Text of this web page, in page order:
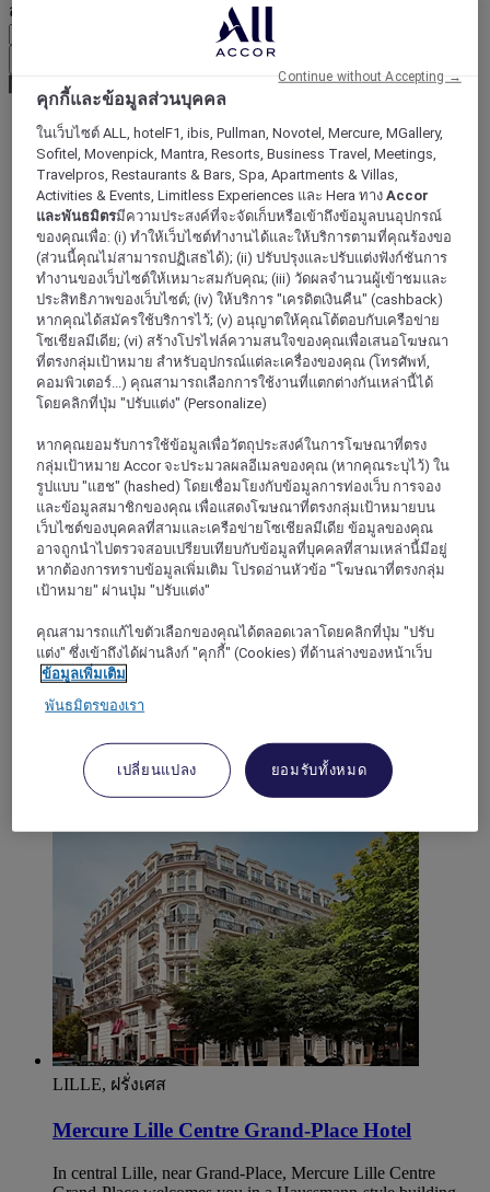
สกุลเงิน
World
Europe
France
Nord-Pas-de-Calais
NORD
Villeneuve D'Ascq
MARCQ-EN-BAROEUL, ฝรั่งเศส
Mercure Lille Marcq Baroeul
For business and leisure stays, enjoy the spacious rooms and
living spaces of Mercure Lille Marcq en Baroeul. The
completely renovated hotel offers a cozy setting where you
can organize your private and professional receptions in 700
sqm of lounges. Our bar and restaurant with terrace will
dishes. Our breakfast buffet will give you energy to start to
the day.
LILLE, ฝรั่งเศส
Mercure Lille Centre Grand-Place Hotel
In central Lille, near Grand-Place, Mercure Lille Centre
คุกกี้และข้อมูลส่วนบุคคล
ในเว็บไซต์ ALL, hotelF1, ibis, Pullman, Novotel, Mercure, MGallery,
Sofitel, Movenpick, Mantra, Resorts, Business Travel, Meetings,
Travelpros, Restaurants & Bars, Spa, Apartments & Villas,
Activities & Events, Limitless Experiences และ Hera ทางAccor
และพันธมิตรมีความประสงค์ที่จะจัดเก็บหรือเข้าถึงข้อมูลบนอุปกรณ์
ของคุณเพื่อ: (i) ทำให้เว็บไซต์ทำงานได้และให้บริการตามที่คุณร้องขอ
(ส่วนนี้คุณไม่สามารถปฏิเสธได้); (ii) ปรับปรุงและปรับแต่งฟังก์ชันการ
ทำงานของเว็บไซต์ให้เหมาะสมกับคุณ; (iii) วัดผลจำนวนผู้เข้าชมและ
ประสิทธิภาพของเว็บไซต์; (iv) ให้บริการ "เครดิตเงินคืน" (cashback)
หากคุณได้สมัครใช้บริการไว้; (v) อนุญาตให้คุณโต้ตอบกับเครือข่าย
โซเชียลมีเดีย; (vi) สร้างโปรไฟล์ความสนใจของคุณเพื่อเสนอโฆษณา
ที่ตรงกลุ่มเป้าหมาย สำหรับอุปกรณ์แต่ละเครื่องของคุณ (โทรศัพท์,
คอมพิวเตอร์...) คุณสามารถเลือกการใช้งานที่แตกต่างกันเหล่านี้ได้
โดยคลิกที่ปุ่ม "ปรับแต่ง" (Personalize)
หากคุณยอมรับการใช้ข้อมูลเพื่อวัตถุประสงค์ในการโฆษณาที่ตรง
กลุ่มเป้าหมาย Accor จะประมวลผลอีเมลของคุณ (หากคุณระบุไว้) ใน
รูปแบบ "แฮช" (hashed) โดยเชื่อมโยงกับข้อมูลการท่องเว็บ การจอง
และข้อมูลสมาชิกของคุณ เพื่อแสดงโฆษณาที่ตรงกลุ่มเป้าหมายบน
เว็บไซต์ของบุคคลที่สามและเครือข่ายโซเชียลมีเดีย ข้อมูลของคุณ
อาจถูกนำไปตรวจสอบเปรียบเทียบกับข้อมูลที่บุคคลที่สามเหล่านี้มีอยู่
หากต้องการทราบข้อมูลเพิ่มเติม โปรดอ่านหัวข้อ "โฆษณาที่ตรงกลุ่ม
เป้าหมาย" ผ่านปุ่ม "ปรับแต่ง"
คุณสามารถแก้ไขตัวเลือกของคุณได้ตลอดเวลาโดยคลิกที่ปุ่ม "ปรับ
แต่ง" ซึ่งเข้าถึงได้ผ่านลิงก์ "คุกกี้" (Cookies) ที่ด้านล่างของหน้าเว็บ
ข้อมูลเพิ่มเติม
พันธมิตรของเรา
เปลี่ยนแปลง ยอมรับทั้งหมด
Continue without Accepting →